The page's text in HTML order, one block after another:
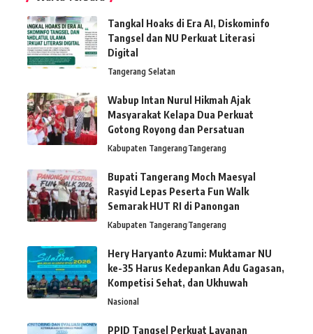
Tangkal Hoaks di Era AI, Diskominfo
Tangsel dan NU Perkuat Literasi
Digital
Tangerang Selatan
Wabup Intan Nurul Hikmah Ajak
Masyarakat Kelapa Dua Perkuat
Gotong Royong dan Persatuan
Kabupaten TangerangTangerang
Bupati Tangerang Moch Maesyal
Rasyid Lepas Peserta Fun Walk
Semarak HUT RI di Panongan
Kabupaten TangerangTangerang
Hery Haryanto Azumi: Muktamar NU
ke-35 Harus Kedepankan Adu Gagasan,
Kompetisi Sehat, dan Ukhuwah
Nasional
PPID Tangsel Perkuat Layanan